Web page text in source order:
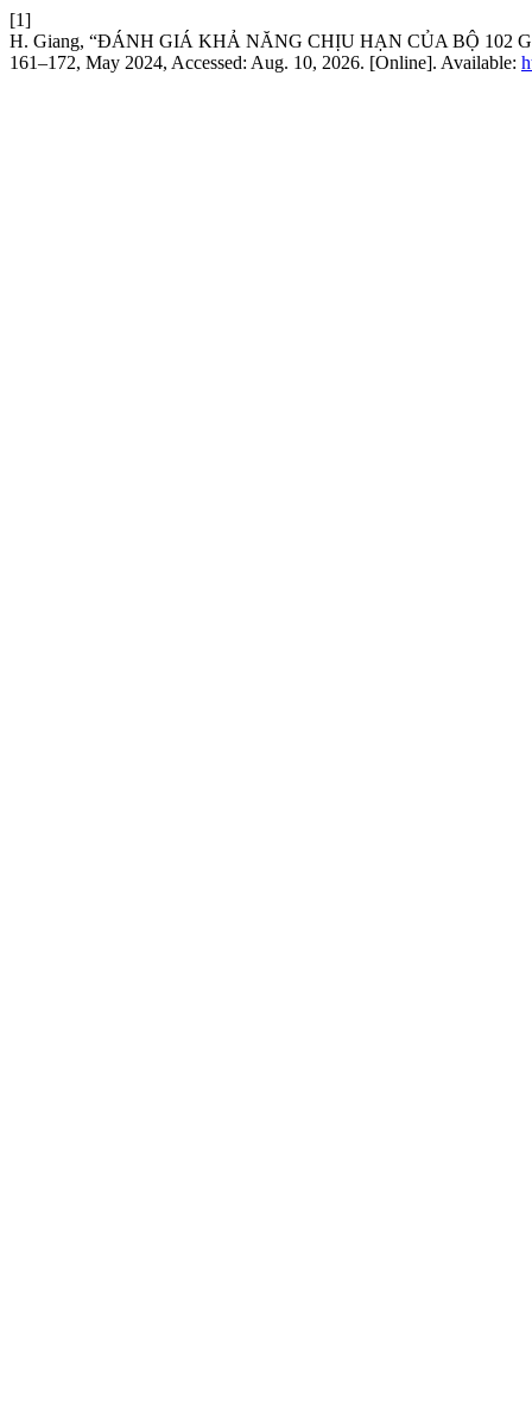
[1]
H. Giang, “ĐÁNH GIÁ KHẢ NĂNG CHỊU HẠN CỦA BỘ 102
161–172, May 2024, Accessed: Aug. 10, 2026. [Online]. Available: